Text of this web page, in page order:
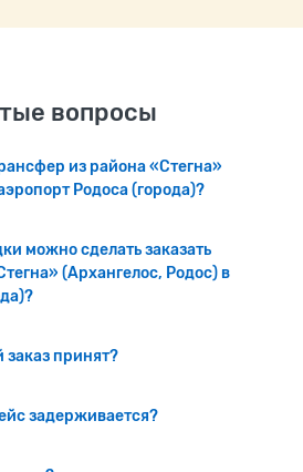
вопросы
из района «Стегна»
Родоса (города)?
можно сделать заказать
(Архангелос, Родос) в
заказ принят?
задерживается?